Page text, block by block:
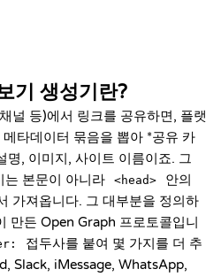
기 생성기란?
널 등)에서 링크를 공유하면, 플랫
타데이터 묶음을 뽑아 *공유 카
명, 이미지, 사이트 이름이죠. 그
는 본문이 아니라
<head>
안의
가져옵니다. 그 대부분을 정의하
만든 Open Graph 프로토콜입니
접두사를 붙여 몇 가지를 더 추
Slack, iMessage, WhatsApp,